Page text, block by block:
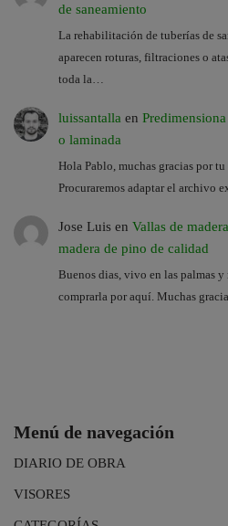
de saneamiento
La rehabilitación de tuberías de
aparecen roturas, filtraciones o
toda la…
luissantalla en
o laminada
Hola Pablo, muchas gracias por
Procuraremos adaptar el archivo
Jose Luis en Vallas de
madera de pino de calidad
Buenos dias, vivo en las palmas y
comprarla por aquí. Muchas
Menú de navegación
DIARIO DE OBRA
VISORES